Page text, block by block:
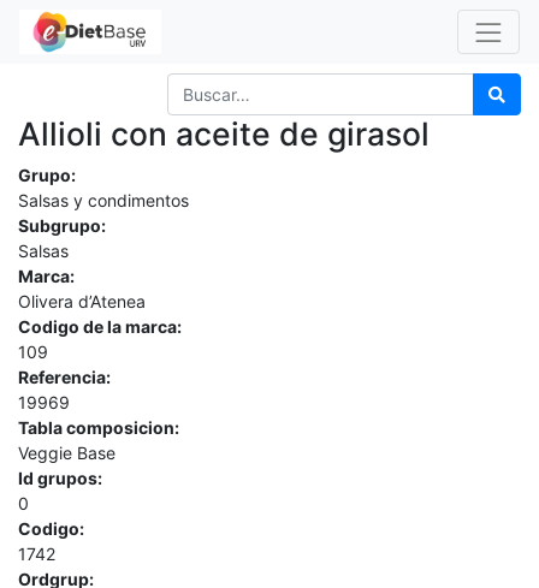
Allioli con aceite de girasol
Grupo:
Salsas y condimentos
Subgrupo:
Salsas
Marca:
Olivera d’Atenea
Codigo de la marca:
109
Referencia:
19969
Tabla composicion:
Veggie Base
Id grupos:
0
Codigo:
1742
Ordgrup: